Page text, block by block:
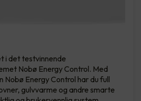
i det testvinnende
Nobø Energy Control. Med
Nobø Energy Control har du full
gulvvarme og andre smarte